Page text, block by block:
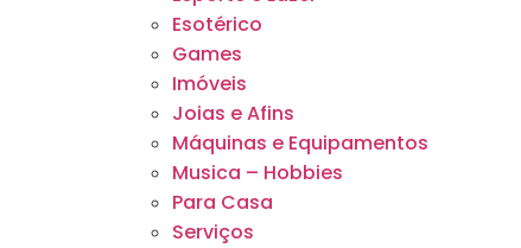
Esotérico
Games
Imóveis
Joias e Afins
Máquinas e Equipamentos
Musica – Hobbies
Para Casa
Serviços